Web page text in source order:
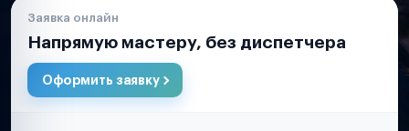
Заявка онлайн
Напрямую мастеру, без диспетчера
Оформить заявку